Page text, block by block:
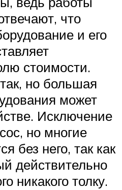
что
и его
стоимости.
но большая
может
Исключение
но многие
без него, так как
действительно
никакого толку.